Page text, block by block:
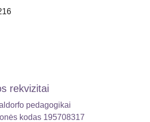
rekvizitai
pedagogikai
kodas 195708317